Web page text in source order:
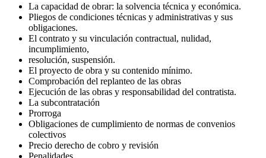
La capacidad de obrar: la solvencia técnica y económica.
Pliegos de condiciones técnicas y administrativas y sus
obligaciones.
El contrato y su vinculación contractual, nulidad,
incumplimiento,
resolución, suspensión.
El proyecto de obra y su contenido mínimo.
Comprobación del replanteo de las obras
Ejecución de las obras y responsabilidad del contratista.
La subcontratación
Prorroga
Obligaciones de cumplimiento de normas de convenios
colectivos
Precio derecho de cobro y revisión
Penalidades